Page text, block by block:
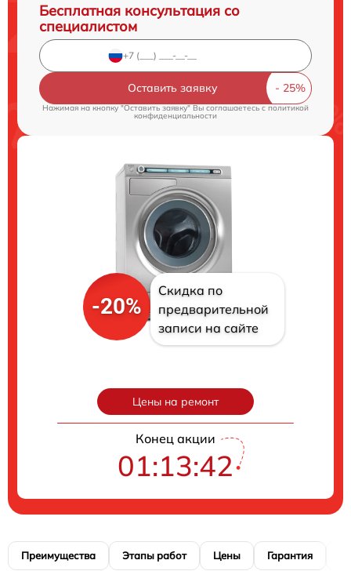
Бесплатная консультация со
специалистом
Оставить заявку
Нажимая на кнопку "Оставить заявку" Вы соглашаетесь cполитикой
конфиденциальности
-20%
Скидка по
предварительной
записи на сайте
Цены на ремонт
Конец акции
01:13:40
Преимущества Этапы работ Цены Гарантия